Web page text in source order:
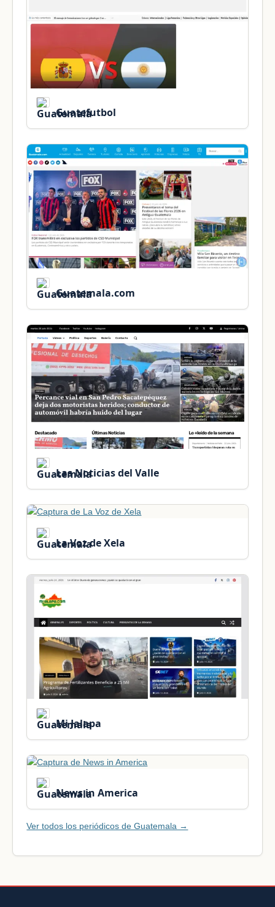
Guatefutbol
Guatemala.com
Las Noticias del Valle
La Voz de Xela
Mi Jalapa
News in America
Ver todos los periódicos de Guatemala →